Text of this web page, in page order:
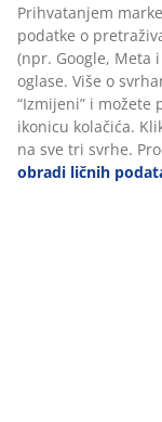
2.
Unutar doma,
ukrašavanja -
Prihvatanjem
podatke o
(npr. Google, Meta
oglase. Više o
“Izmijeni” i možete
ikonicu kolačića.
na sve tri svrhe.
obradi ličnih